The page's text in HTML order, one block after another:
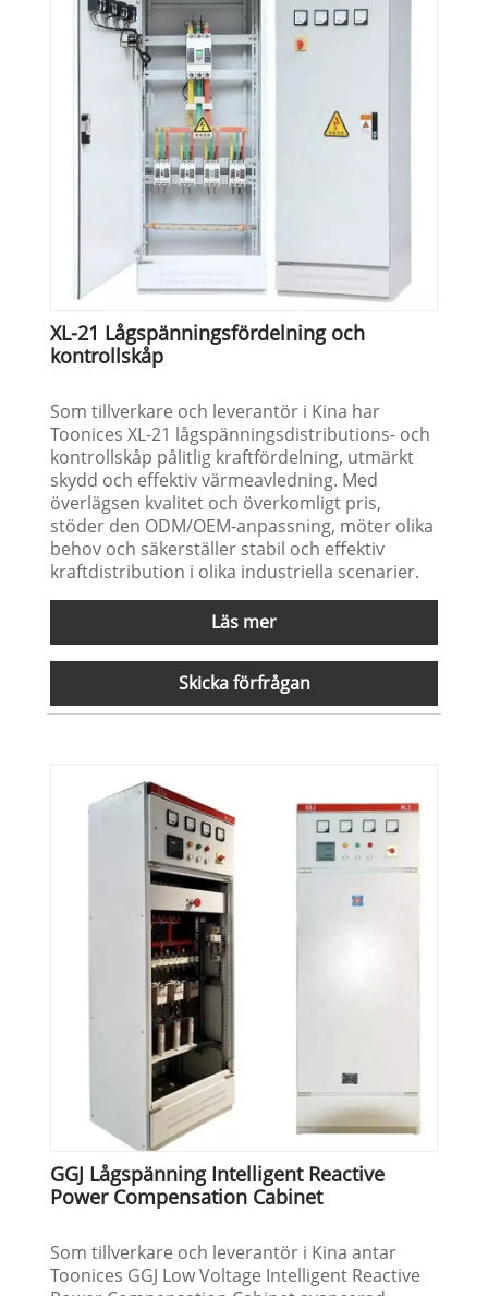
XL-21 Lågspänningsfördelning och
kontrollskåp
Som tillverkare och leverantör i Kina har
Toonices XL-21 lågspänningsdistributions- och
kontrollskåp pålitlig kraftfördelning, utmärkt
skydd och effektiv värmeavledning. Med
överlägsen kvalitet och överkomligt pris,
stöder den ODM/OEM-anpassning, möter olika
behov och säkerställer stabil och effektiv
kraftdistribution i olika industriella scenarier.
Läs mer
Skicka förfrågan
GGJ Lågspänning Intelligent Reactive
Power Compensation Cabinet
Som tillverkare och leverantör i Kina antar
Toonices GGJ Low Voltage Intelligent Reactive